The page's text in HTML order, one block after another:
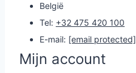
België
Tel: +32 475 420 100
E-mail: [email protected]
Mijn account